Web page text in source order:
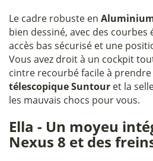
Le cadre robuste en
bien dessiné, avec des courbes
accès bas sécurisé et une
Vous avez droit à un cockpit
cintre recourbé facile à prendre
télescopique Suntour et la
les mauvais chocs pour vous.
Ella - Un moyeu
Nexus 8 et des